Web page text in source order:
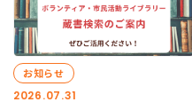
2026.07.31
お知らせ